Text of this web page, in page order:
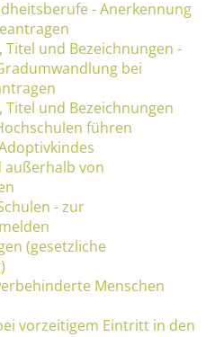
- Anerkennung
Titel und Bezeichnungen -
bei
Titel und Bezeichnungen
führen
außerhalb von
- zur
(gesetzliche
Menschen
vorzeitigem Eintritt in den